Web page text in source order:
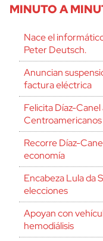
MINUTO A
Nace el
Peter Deutsch.
Anuncian
factura eléctrica
Felicita Díaz-
Centroamericanos
Recorre Díaz-
economía
Encabeza Lula da
elecciones
Apoyan con
hemodiálisis